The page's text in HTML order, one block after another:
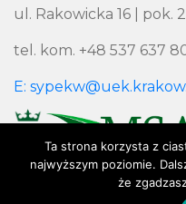
Ta strona korzysta z
najwyższym poziomie.
że
ul. Rakowicka 16 | pok.
tel. kom. +48 537 637
E:
Polityka Prywatności